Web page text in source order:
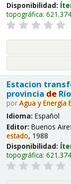
Disponibilidad:
topográfica:
Estacion
provincia de
por Agua y Energía
Idioma: Español
Editor: Buenos
estado, 1988
Disponibilidad:
topográfica: